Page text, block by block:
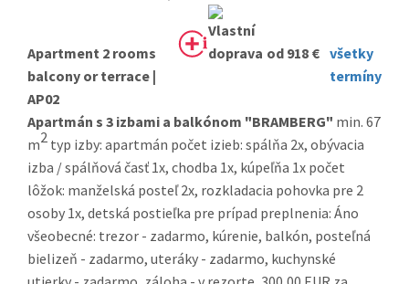
Apartment 2 rooms
balcony or terrace |
AP02
od 918 € všetky
termíny
Apartmán s 3 izbami a balkónom "BRAMBERG" min. 67
m2 typ izby: apartmán počet izieb: spálňa 2x, obývacia
izba / spálňová časť 1x, chodba 1x, kúpeľňa 1x počet
lôžok: manželská posteľ 2x, rozkladacia pohovka pre 2
osoby 1x, detská postieľka pre prípad preplnenia: Áno
všeobecné: trezor - zadarmo, kúrenie, balkón, posteľná
bielizeň - zadarmo, uteráky - zadarmo, kuchynské